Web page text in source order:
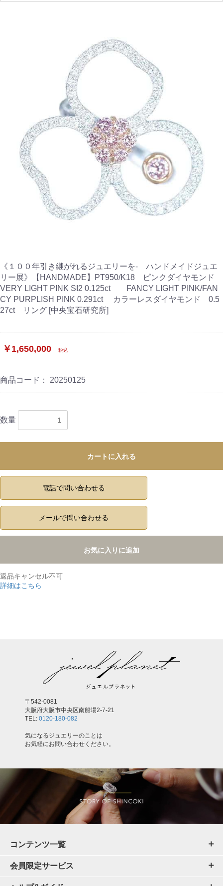
《１００年引き継がれるジュエリーを- ハンドメイドジュエ
リー展》【HANDMADE】PT950/K18 ピンクダイヤモンド
VERY LIGHT PINK SI2 0.125ct FANCY LIGHT PINK/FAN
CY PURPLISH PINK 0.291ct カラーレスダイヤモンド 0.5
27ct リング [中央宝石研究所]
￥1,650,000 税込
商品コード： 20250125
数量
カートに入れる
電話で問い合わせる
メールで問い合わせる
お気に入りに追加
返品キャンセル不可
詳細はこちら
〒542-0081
大阪府大阪市中央区南船場2-7-21
TEL: 0120-180-082
気になるジュエリーのことは
お気軽にお問い合わせください。
コンテンツ一覧
会員限定サービス